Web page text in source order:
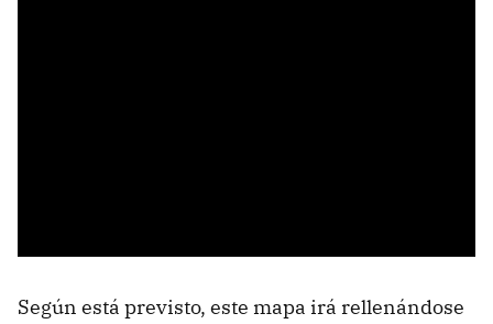
Según está previsto, este mapa irá rellenándose